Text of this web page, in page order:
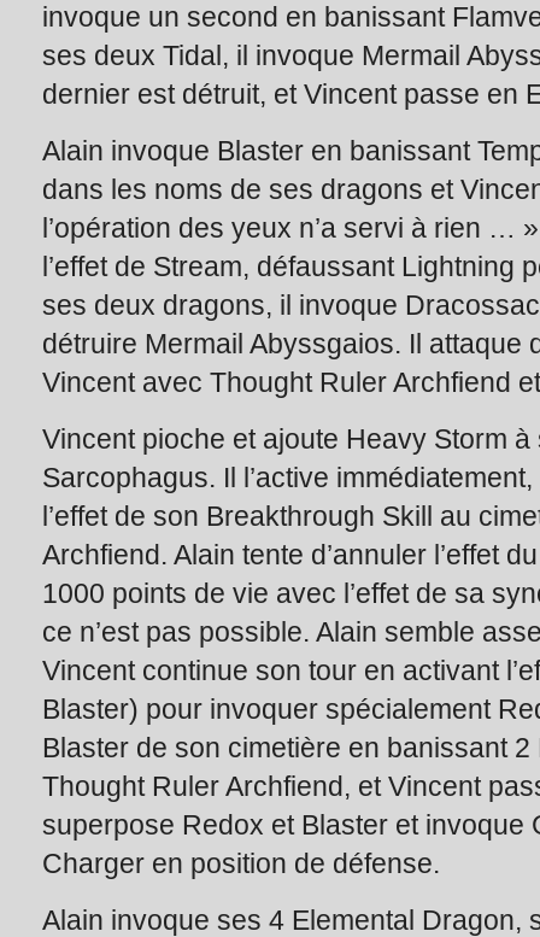
invoque un second en banissant
ses deux Tidal, il invoque Mermail
dernier est détruit, et Vincent passe en
Alain invoque Blaster en banissant
dans les noms de ses dragons et
l’opération des yeux n’a servi à rien …
l’effet de Stream, défaussant Lightning
ses deux dragons, il invoque
détruire Mermail Abyssgaios. Il attaque
Vincent avec Thought Ruler Archfiend
Vincent pioche et ajoute Heavy Storm
Sarcophagus. Il l’active
l’effet de son Breakthrough Skill au
Archfiend. Alain tente d’annuler l’effet
1000 points de vie avec l’effet de sa
ce n’est pas possible. Alain semble
Vincent continue son tour en activant
Blaster) pour invoquer spécialement
Blaster de son cimetière en banissant
Thought Ruler Archfiend, et Vincent
superpose Redox et Blaster et invoque
Charger en position de défense.
Alain invoque ses 4 Elemental Dragon,